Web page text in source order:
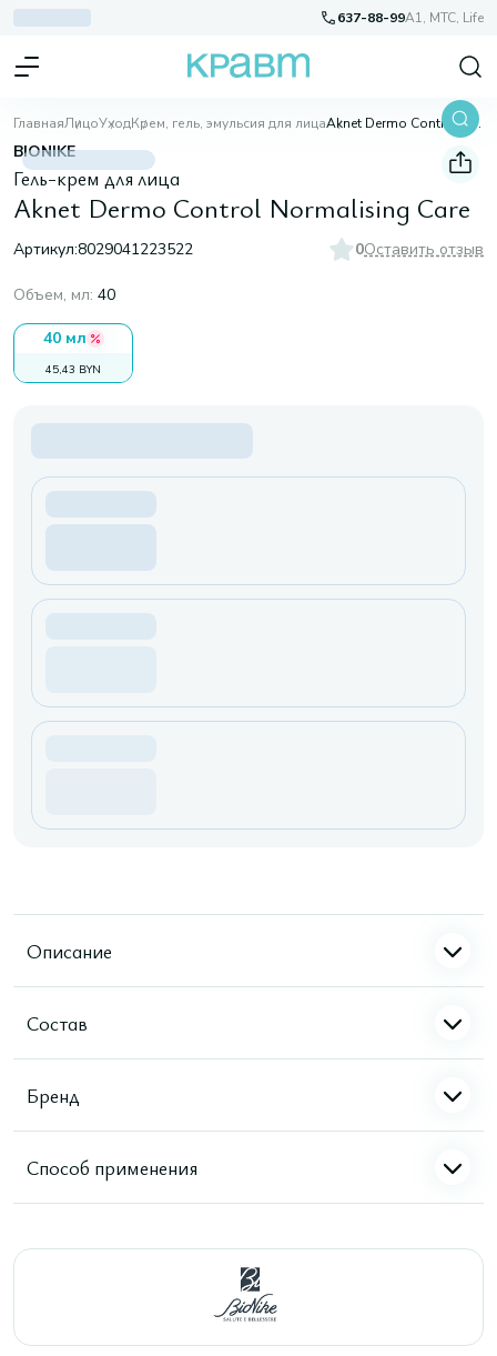
637-88-99A1, МТС, Life
ГлавнаяЛицоУходКрем, гель, эмульсия для лица Aknet Dermo Control Normalising Care
BIONIKE
Гель-крем для лица
Aknet Dermo Control Normalising Care
Артикул:8029041223522 0Оставить отзыв
Объем, мл: 40
40 мл
45,43 BYN
Описание
Состав
Бренд
Способ применения